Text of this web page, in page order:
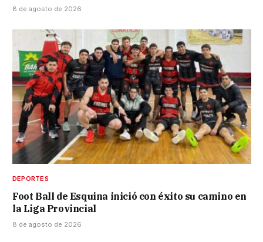
8 de agosto de 2026
DEPORTES
Foot Ball de Esquina inició con éxito su camino en
la Liga Provincial
8 de agosto de 2026